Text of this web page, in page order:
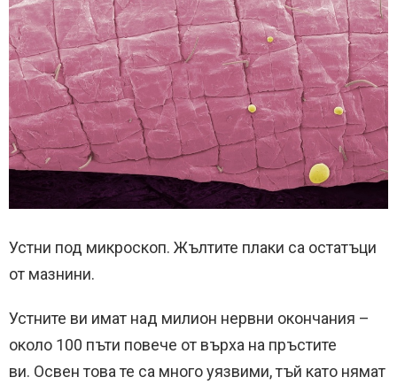
Устни под микроскоп. Жълтите плаки са остатъци
от мазнини.
Устните ви имат над милион нервни окончания –
около 100 пъти повече от върха на пръстите
ви. Освен това те са много уязвими, тъй като нямат